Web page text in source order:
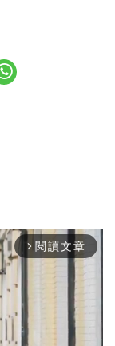
arrow_forward_ios 閱讀文章